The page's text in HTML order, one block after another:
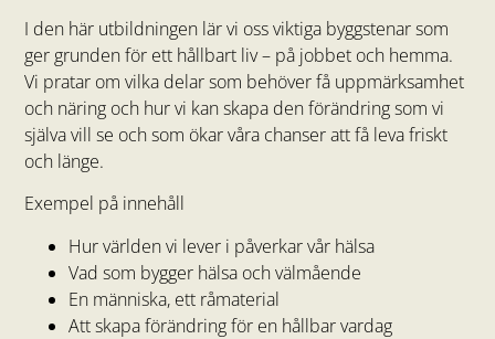
I den här utbildningen lär vi oss viktiga byggstenar som
ger grunden för ett hållbart liv – på jobbet och hemma.
Vi pratar om vilka delar som behöver få uppmärksamhet
och näring och hur vi kan skapa den förändring som vi
själva vill se och som ökar våra chanser att få leva friskt
och länge.
Exempel på innehåll
Hur världen vi lever i påverkar vår hälsa
Vad som bygger hälsa och välmående
En människa, ett råmaterial
Att skapa förändring för en hållbar vardag